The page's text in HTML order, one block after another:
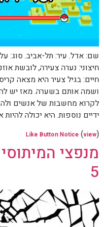
שם: אדל. עיר: תל-אביב. סוג:
חיצוני: נערה צעירה, לובשת
חיים: בגיל צעיר היא מצאה
ושמה אותם בשערה. מאז יש
לקרוא מחשבות של אנשים
ידיים נוספות. היא יכולה
Like Button Notice (view)
מנפצי
5